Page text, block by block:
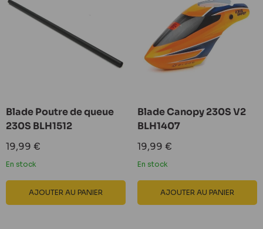
Blade Poutre de queue
230S BLH1512
Prix
réduit
19,99 €
En stock
AJOUTER AU PANIER
Blade Canopy 230S V2
BLH1407
Prix
réduit
19,99 €
En stock
AJOUTER AU PANIER